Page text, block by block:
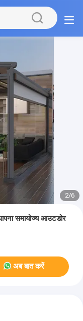
2/6
समायोज्य आउटडोर
अब बात करें